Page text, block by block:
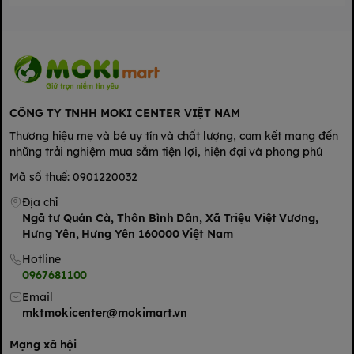
Mặt đáy thoát hơi ẩm dạng vải đẩy hơi nóng ra ngoài, giúp da
bé hô hấp không khí một cách tự nhiên.
Thiết kế mỏng, nhẹ với lõi bông siêu thấm
sẽ thấm hút chất
lỏng cực nhanh, cho bé luôn khô thoáng và thỏa mái vận động.
Bề mặt 3D khô thoáng
thấm hút nhanh.
Dễ sử dụng, giúp bé thoải mái vui chơi, đùa nghịch, không bị
gián đoạn mỗi khi thay tã.
Thông tin sản phẩm
bỉm tã Bobby size
XL32
CÔNG TY TNHH MOKI CENTER VIỆT NAM
Thương hiệu mẹ và bé uy tín và chất lượng, cam kết mang đến
những trải nghiệm mua sắm tiện lợi, hiện đại và phong phú
Mã số thuế: 0901220032
Địa chỉ
Ngã tư Quán Cà, Thôn Bình Dân, Xã Triệu Việt Vương,
Hưng Yên, Hưng Yên 160000 Việt Nam
Hotline
0967681100
Email
mktmokicenter@mokimart.vn
Mạng xã hội